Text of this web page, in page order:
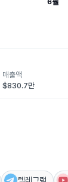
매출액
$830.7만